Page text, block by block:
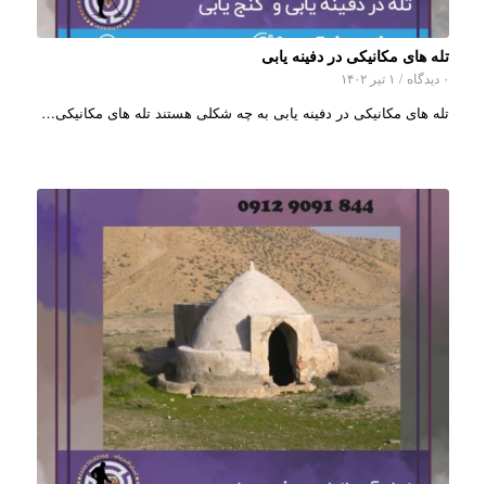
تله های مکانیکی در دفینه یابی
۰ دیدگاه / ۱ تیر ۱۴۰۲
تله های مکانیکی در دفینه یابی به چه شکلی هستند تله های مکانیکی…